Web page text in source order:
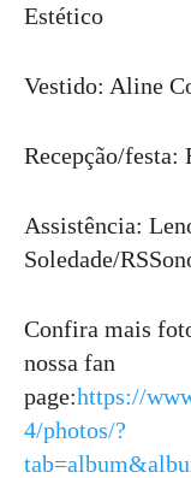
Estético
Vestido: Aline
Recepção/festa:
Assistência:
Soledade/
Confira mais
nossa fan
page:https://
4/photos/?